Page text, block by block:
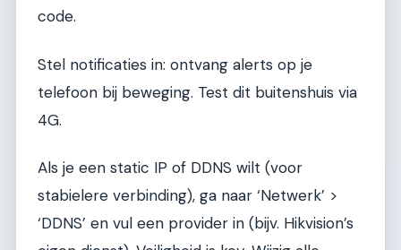
code.
Stel notificaties in: ontvang alerts op je
telefoon bij beweging. Test dit buitenshuis via
4G.
Als je een static IP of DDNS wilt (voor
stabielere verbinding), ga naar ‘Netwerk’ >
‘DDNS’ en vul een provider in (bijv. Hikvision’s